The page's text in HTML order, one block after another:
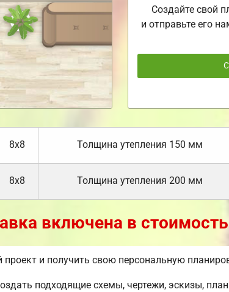
Создайте свой
и отправьте его
8х8 Толщина утепления 150 мм
8х8 Толщина утепления 200 мм
включена в
и получить свою персональную
подходящие схемы, чертежи, эскизы,